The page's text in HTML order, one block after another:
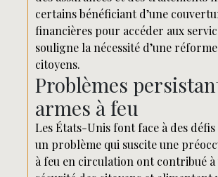
certains bénéficiant d’une
financières pour accéder aux
souligne la nécessité d’une
citoyens.
Problèmes
armes à feu
Les États-Unis font face à des
un problème qui suscite une
à feu en circulation ont contribué